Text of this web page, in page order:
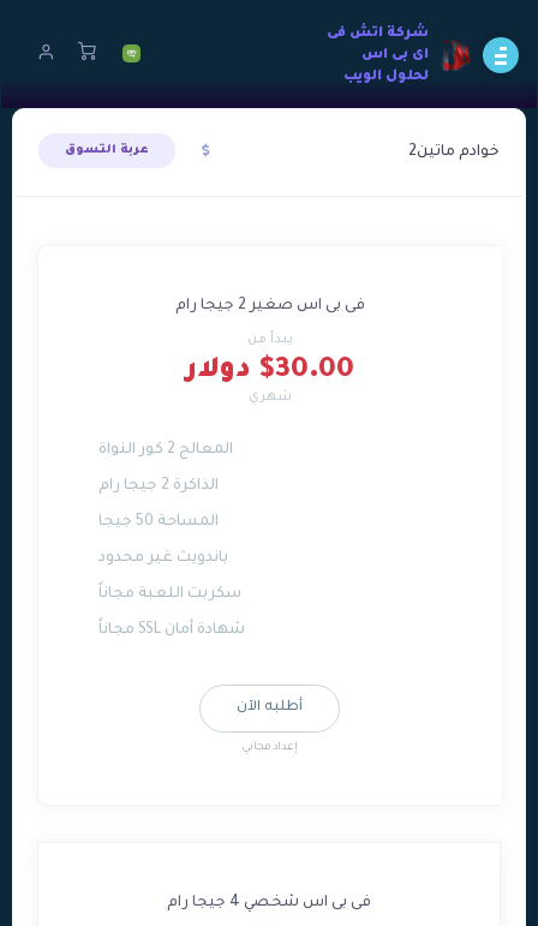
شركة اتش فى
اى بى اس
لحلول الويب
خوادم ماتين2 عربة التسوق
فى بى اس صغير 2 جيجا رام
يبدأ من
$30.00 دولار
شهري
المعالج 2 كور النواة
الذاكرة 2 جيجا رام
المساحة 50 جيجا
باندويث غير محدود
سكربت اللعبة مجاناً
شهادة أمان SSL مجاناً
أطلبه الآن
إعداد مجاني
فى بى اس شخصي 4 جيجا رام